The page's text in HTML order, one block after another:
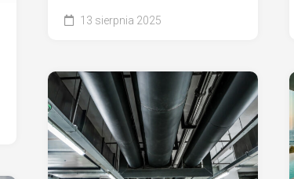
13 sierpnia 2025